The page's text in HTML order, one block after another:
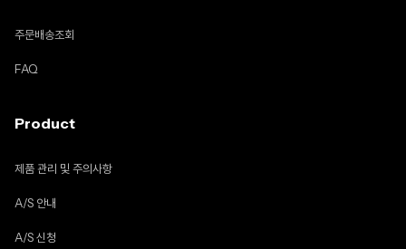
주문배송조회
FAQ
Product
제품 관리 및 주의사항
A/S 안내
A/S 신청